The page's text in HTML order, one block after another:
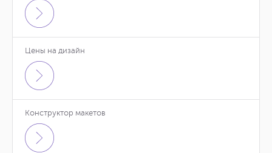
Цены на дизайн
Конструктор макетов